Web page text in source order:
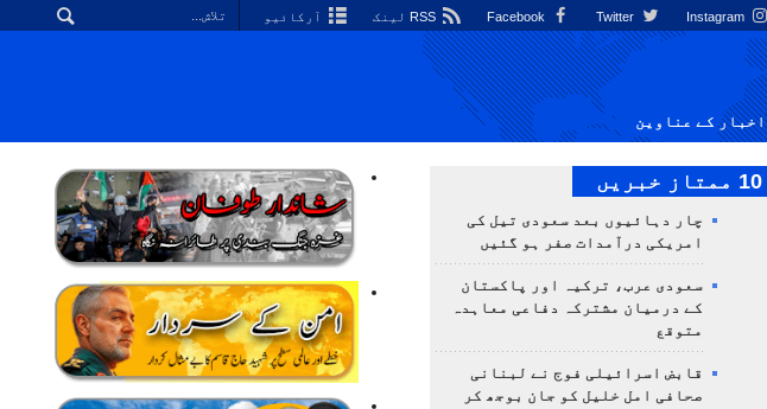
Instagram آرکائیو
اخبار کے عناوین
10 ممتاز خبریں
چار دہائیوں بعد سعودی تیل کی
امریکی درآمدات صفر ہو گئیں
سعودی عرب، ترکیہ اور پاکستان
کے درمیان مشترکہ دفاعی معاہدہ
متوقع
قابض اسرائیلی فوج نے لبنانی
صحافی امل خلیل کو جان بوجھ کر